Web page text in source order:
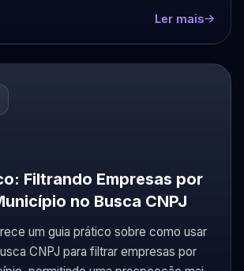
Ler mais
Filtrando Empresas por
no Busca CNPJ
um guia prático sobre como usar
CNPJ para filtrar empresas por